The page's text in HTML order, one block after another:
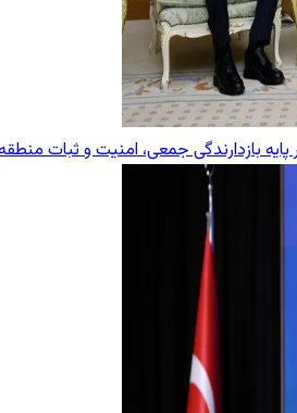
بازدارندگی جمعی، امنیت و ثبات